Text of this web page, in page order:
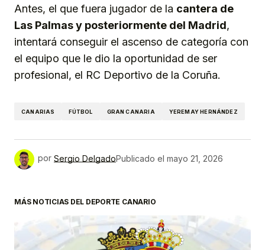
Antes, el que fuera jugador de la cantera de
Las Palmas y posteriormente del Madrid,
intentará conseguir el ascenso de categoría con
el equipo que le dio la oportunidad de ser
profesional, el RC Deportivo de la Coruña.
CANARIAS FÚTBOL GRAN CANARIA YEREMAY HERNÁNDEZ
por Sergio DelgadoPublicado el mayo 21, 2026
MÁS NOTICIAS DEL DEPORTE CANARIO